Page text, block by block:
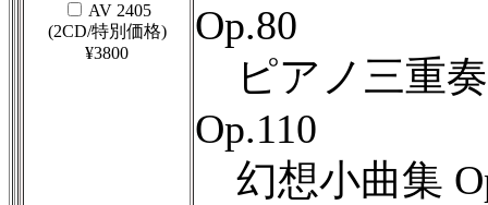
AV 2405
(2CD/特別価格)
¥3800
Op.80
ピアノ三重
Op.110
幻想小曲集